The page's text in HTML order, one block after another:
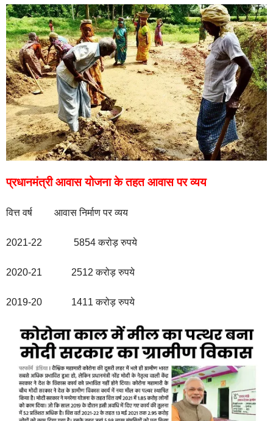
प्रधानमंत्री आवास योजना के तहत आवास पर व्यय
वित्त वर्ष आवास निर्माण पर व्यय
2021-22 5854 करोड़ रुपये
2020-21 2512 करोड़ रुपये
2019-20 1411 करोड़ रुपये